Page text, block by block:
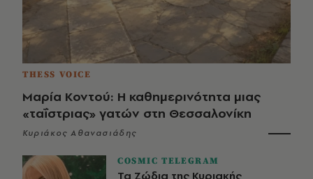
THESS VOICE
Μαρία Κοντού: Η καθημερινότητα μιας
«ταΐστριας» γατών στη Θεσσαλονίκη
Κυριάκος Αθανασιάδης
COSMIC TELEGRAM
Τα Ζώδια της Κυριακής